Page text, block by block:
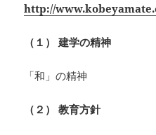
http://
（１） 建学の精神
「和」の精神
（２） 教育方針